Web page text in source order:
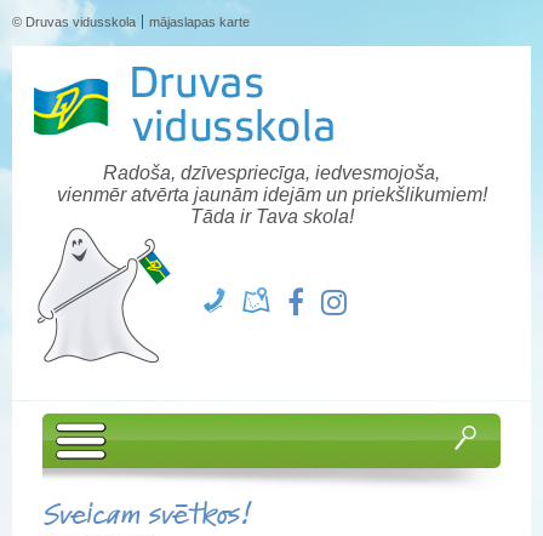
© Druvas vidusskola mājaslapas karte
Radoša, dzīvespriecīga, iedvesmojoša,
vienmēr atvērta jaunām idejām un priekšlikumiem!
Tāda ir Tava skola!
Sveicam svētkos!